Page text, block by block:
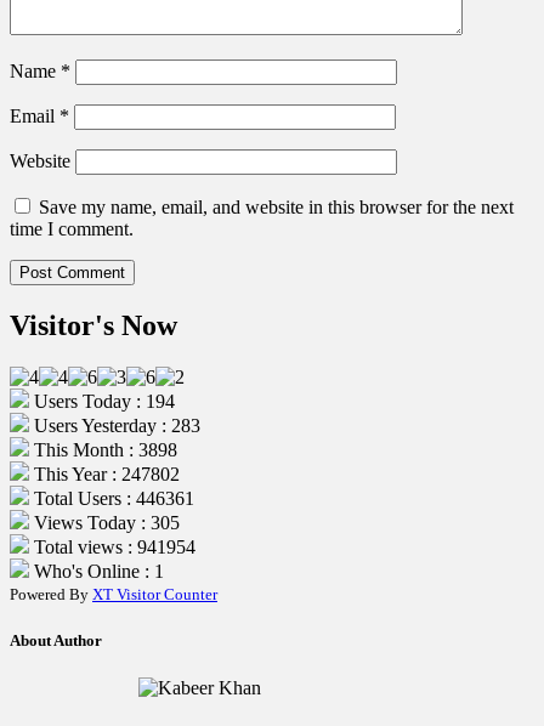
Name *
Email *
Website
Save my name, email, and website in this browser for the next
time I comment.
Visitor's Now
Users Today : 194
Users Yesterday : 283
This Month : 3898
This Year : 247802
Total Users : 446361
Views Today : 305
Total views : 941954
Who's Online : 1
Powered By XT Visitor Counter
About Author